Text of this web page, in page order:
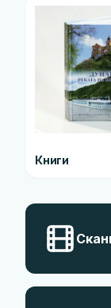
Книги